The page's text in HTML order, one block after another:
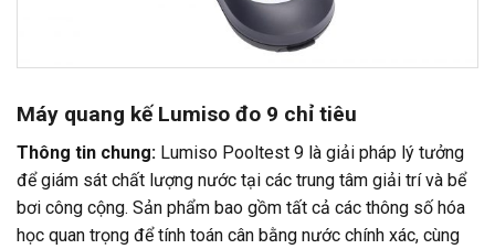
Máy quang kế Lumiso đo 9 chỉ tiêu
Thông tin chung: Lumiso Pooltest 9 là giải pháp lý tưởng
để giám sát chất lượng nước tại các trung tâm giải trí và bể
bơi công cộng. Sản phẩm bao gồm tất cả các thông số hóa
học quan trọng để tính toán cân bằng nước chính xác, cùng